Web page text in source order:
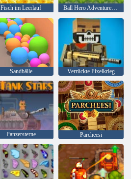
Fisch im Leerlauf Ball Hero Adventure: Roter Schlagball
Sandbälle Verrückte Pixelkrieg
Panzersterne Parcheesi